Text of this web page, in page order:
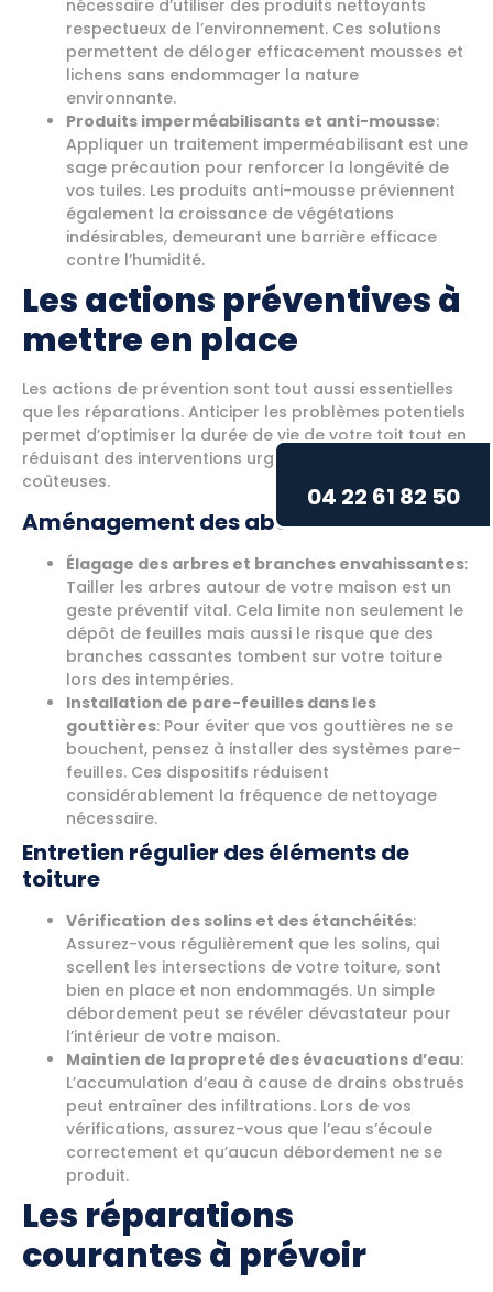
nécessaire d’utiliser des produits nettoyants
respectueux de l’environnement. Ces solutions
permettent de déloger efficacement mousses et
lichens sans endommager la nature
environnante.
Produits imperméabilisants et anti-mousse:
Appliquer un traitement imperméabilisant est une
sage précaution pour renforcer la longévité de
vos tuiles. Les produits anti-mousse préviennent
également la croissance de végétations
indésirables, demeurant une barrière efficace
contre l’humidité.
Les actions préventives à
mettre en place
Les actions de prévention sont tout aussi essentielles
que les réparations. Anticiper les problèmes potentiels
permet d’optimiser la durée de vie de votre toit tout en
réduisant des interventions urgentes souvent
coûteuses.
Aménagement des abords du toit
Élagage des arbres et branches envahissantes:
Tailler les arbres autour de votre maison est un
geste préventif vital. Cela limite non seulement le
dépôt de feuilles mais aussi le risque que des
branches cassantes tombent sur votre toiture
lors des intempéries.
Installation de pare-feuilles dans les
gouttières: Pour éviter que vos gouttières ne se
bouchent, pensez à installer des systèmes pare-
feuilles. Ces dispositifs réduisent
considérablement la fréquence de nettoyage
nécessaire.
Entretien régulier des éléments de
toiture
Vérification des solins et des étanchéités:
Assurez-vous régulièrement que les solins, qui
scellent les intersections de votre toiture, sont
bien en place et non endommagés. Un simple
débordement peut se révéler dévastateur pour
l’intérieur de votre maison.
Maintien de la propreté des évacuations d’eau:
L’accumulation d’eau à cause de drains obstrués
peut entraîner des infiltrations. Lors de vos
vérifications, assurez-vous que l’eau s’écoule
correctement et qu’aucun débordement ne se
produit.
Les réparations
courantes à prévoir
04 22 61 82 50